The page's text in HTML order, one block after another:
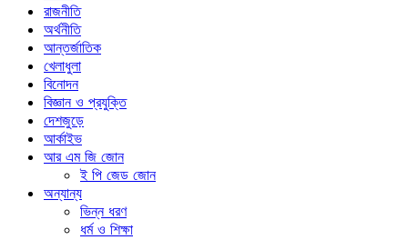
রাজনীতি
অর্থনীতি
আন্তর্জাতিক
খেলাধুলা
বিনোদন
বিজ্ঞান ও প্রযুক্তি
দেশজুড়ে
আর্কাইভ
আর এম জি জোন
ই পি জেড জোন
অন্যান্য
ভিন্ন ধরণ
ধর্ম ও শিক্ষা